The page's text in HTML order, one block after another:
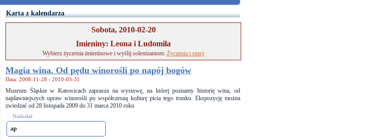
Karta z kalendarza
Sobota, 2010-02-20
Imieniny: Leona i Ludomiła
Wybierz życzenia imieninowe i wyślij solenizantom: Życzenia i smsy
Magia wina. Od pędu winorośli po napój bogów
Data: 2008-11-28 - 2010-03-31
Muzeum Śląskie w Katowicach zaprasza na wystawę, na której poznamy historię wina, od
najdawniejszych upraw winorośli po współczesną kulturę picia tego trunku. Ekspozycję można
zwiedzać od 28 listopada 2009 do 31 marca 2010 roku
Nadesłał:
ap